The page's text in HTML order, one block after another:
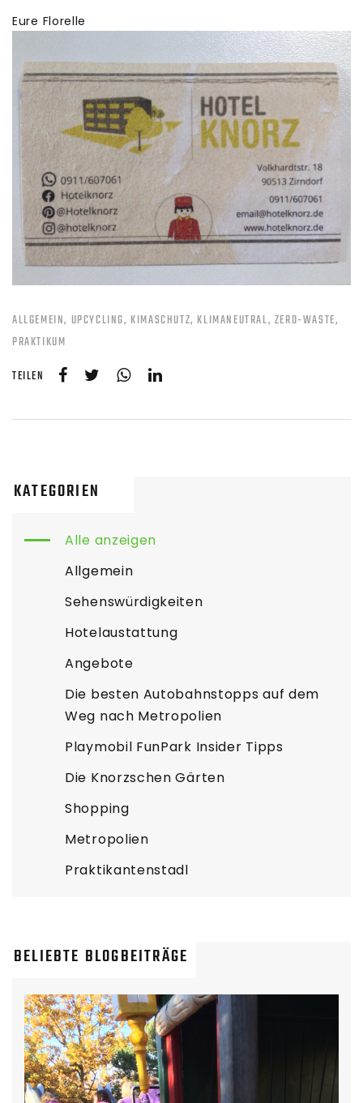
Eure Florelle
ALLGEMEIN UPCYCLING KIMASCHUTZ KLIMANEUTRAL ZERO-WASTE
PRAKTIKUM
TEILEN
KATEGORIEN
Alle anzeigen
Allgemein
Sehenswürdigkeiten
Hotelaustattung
Angebote
Die besten Autobahnstopps auf dem
Weg nach Metropolien
Playmobil FunPark Insider Tipps
Die Knorzschen Gärten
Shopping
Metropolien
Praktikantenstadl
BELIEBTE BLOGBEITRÄGE